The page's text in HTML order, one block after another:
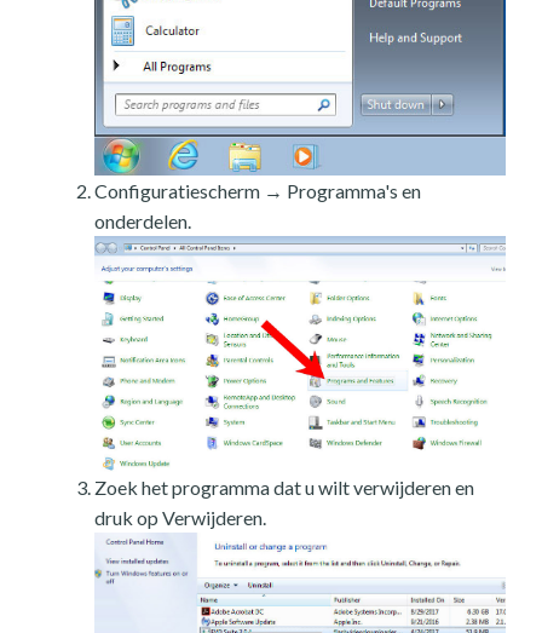
Configuratiescherm → Programma's en
onderdelen.
Zoek het programma dat u wilt verwijderen en
druk op Verwijderen.